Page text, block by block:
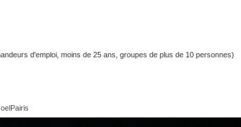
d'emploi, moins de 25 ans, groupes de plus de 10 personnes)